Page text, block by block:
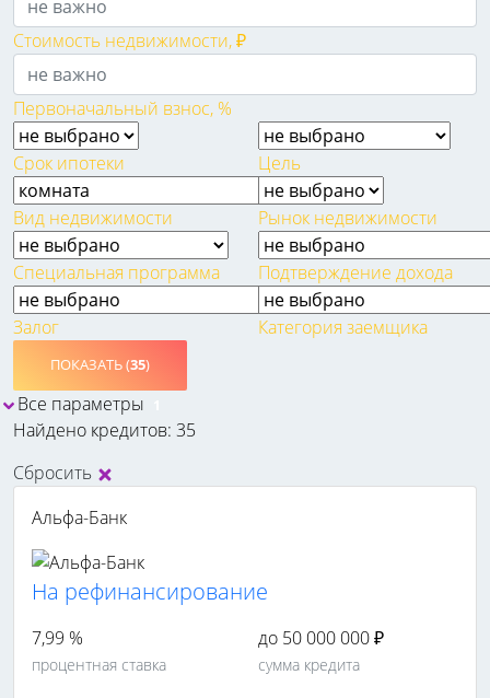
Стоимость недвижимости, ₽
Первоначальный взнос, %
Срок ипотеки Цель
Вид недвижимости Рынок недвижимости
Специальная программа Подтверждение дохода
Залог Категория заемщика
ПОКАЗАТЬ (35)
Все параметры
Найдено кредитов: 35
Сбросить
Альфа-Банк
На рефинансирование
7,99 %
процентная ставка
до 50 000 000 ₽
сумма кредита